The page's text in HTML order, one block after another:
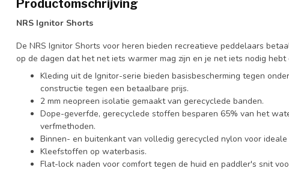
Productomschrijving
NRS Ignitor Shorts
De NRS Ignitor Shorts voor heren bieden recreatieve peddelaars
op de dagen dat het net iets warmer mag zijn en je net iets nodig hebt
Kleding uit de Ignitor-serie bieden basisbescherming tegen
constructie tegen een betaalbare prijs.
2 mm neopreen isolatie gemaakt van gerecyclede banden.
Dope-geverfde, gerecyclede stoffen besparen 65% van het
verfmethoden.
Binnen- en buitenkant van volledig gerecycled nylon voor
Kleefstoffen op waterbasis.
Flat-lock naden voor comfort tegen de huid en paddler's snit